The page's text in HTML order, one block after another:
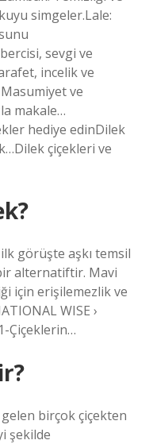
simgeler.Lale:
sevgi ve
incelik ve
ve
makale…
hediye edinDilek
çiçekleri ve
görüşte aşkı temsil
alternatiftir. Mavi
için erişilemezlik ve
WISE ›
Çiçeklerin…
birçok çiçekten
şekilde